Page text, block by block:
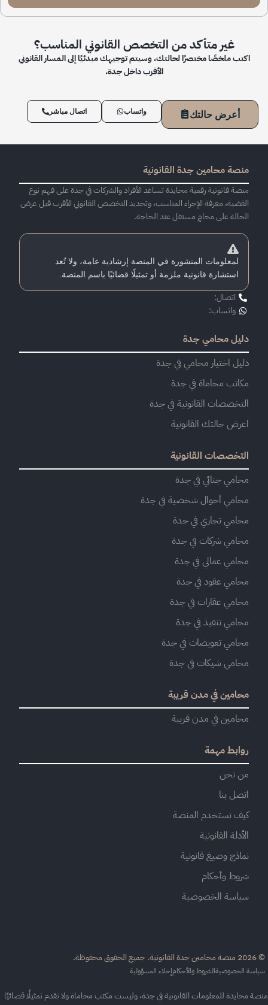
غير متأكد من التخصص القانوني المناسب؟
اكتب ملخصًا مختصرًا لحالتك، وسيتم توجيهك مبدئيًا إلى المسار القانوني
الأقرب داخل جدة.
أعرض حالتك واتساب اتصال مباشر
منصة محامين جدة القانونية
منصة قانونية رقمية محايدة تساعد الأفراد والشركات في جدة على فهم نوع
القضية، معرفة الإجراء المناسب، وتحديد التخصص القانوني الأقرب قبل عرض
الحالة على محامٍ مستقل عند الحاجة.
لمعلومات المنشورة في المنصة إرشادية عامة، ولا تُعد
استشارة قانونية ملزمة أو تمثيلًا قضائيًا باسم المنصة.
اتصال:
واتساب:
دليل محامي جدة
دليل اختيار محامي في جدة
مكاتب محاماة في جدة
التخصصات القانونية في جدة
اعرض حالتك القانونية
التخصصات القانونية
محامي جنائي في جدة
محامي أحوال شخصية في جدة
محامي تجاري في جدة
محامي شركات في جدة
محامي عمالي في جدة
محامي عقود في جدة
محامي عقارات في جدة
محامي تنفيذ في جدة
محامي تعويضات في جدة
محامي شيكات في جدة
محامين في مدن قريبة
محامين في مدن قريبة
روابط مهمة
من نحن
اتصل بنا
كيف تستخدم المنصة
الأدلة القانونية
نماذج وصيغ قانونية
شروط وأحكام
سياسة الخصوصية
الحقوق محفوظة.
الخصوصيةالشروط والأحكامإخلاء المسؤولية
محايدة للمعلومات القانونية في جدة، وليست مكتب محاماة ولا تقدم تمثيلًا قضائيًا